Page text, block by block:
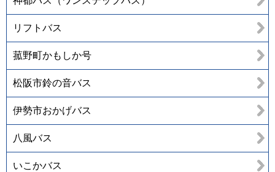
リフトバス
菰野町かもしか号
松阪市鈴の音バス
伊勢市おかげバス
八風バス
いこかバス